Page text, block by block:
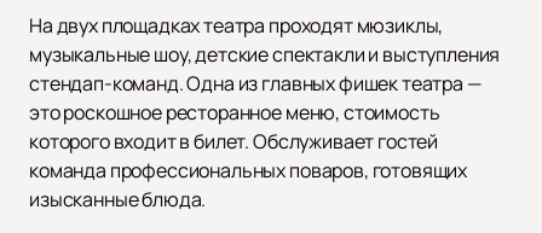
На двух площадках театра проходят мюзиклы,
музыкальные шоу, детские спектакли и выступления
стендап-команд. Одна из главных фишек театра —
это роскошное ресторанное меню, стоимость
которого входит в билет. Обслуживает гостей
команда профессиональных поваров, готовящих
изысканные блюда.